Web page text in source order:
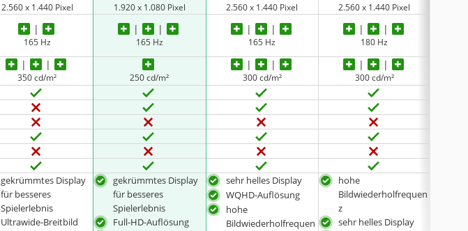
2.560 x 1.440 Pixel 1.920 x 1.080 Pixel ‎2.560 x 1.440 Pixel ‎2.560 x 1.440 Pixel
165 Hz 165 Hz 165 Hz 180 Hz
350 cd/m² 250 cd/m² 300 cd/m² 300 cd/m²
gekrümmtes Display
für besseres
Spielerlebnis
Ultrawide-Breitbild
gekrümmtes Display
für besseres
Spielerlebnis
Full-HD-Auflösung
sehr helles Display
WQHD-Auflösung
hohe
Bildwiederholfrequen
hohe
Bildwiederholfrequen
z
sehr helles Display